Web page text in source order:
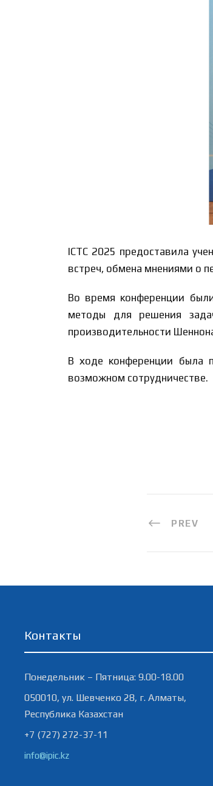
ICTC 2025 предоставила
встреч, обмена мнениями о
Во время конференции
методы для решения
производительности
В ходе конференции была
возможном сотрудничестве.
PREV
Контакты
Понедельник – Пятница: 9.00-18.00
050010, ул. Шевченко 28, г. Алматы,
Республика Казахстан
+7 (727) 272-37-11
info@ipic.kz